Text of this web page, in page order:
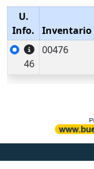
U.
Info.
Inventario
46
00476